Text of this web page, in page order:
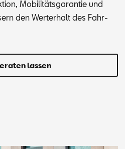
Mo­bi­li­täts­ga­ran­tie und
den Wert­erhalt des Fahr­
lassen